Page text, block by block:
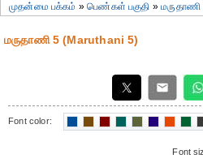
முதன்மை பக்கம் »பெண்கள் பகுதி »மருதாணி
மருதாணி 5 (Maruthani 5)
Font color:
Font